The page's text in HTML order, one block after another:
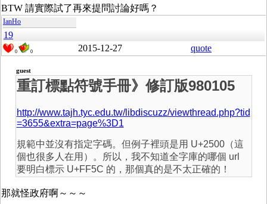
BTW 請實際試了再來提問討論好嗎？
IanHo
19
0 0 2015-12-27 quote
guest
重訂標點符號手冊》修訂版980105
http://www.tajh.tyc.edu.tw/libdiscuzz/viewthread.php?tid
=3655&extra=page%3D1
規範中並沒有指定字碼。但例子裡頭是用 U+2500（這
個也很多人在用）。所以，我不知道全字庫的哪個 url
要明白標示 U+FF5C 的，那個真的是不太正確的！
那就怪政府啊～～～